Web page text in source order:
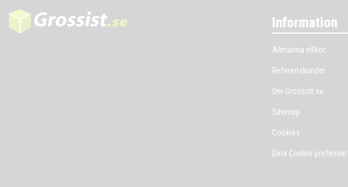
Information
Allmänna villkor
Referenskunder
Om Grossist.se
Sitemap
Cookies
Dina Cookie-prefenser